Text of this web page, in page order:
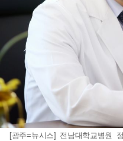
[광주=뉴시스] 전남대학교병원